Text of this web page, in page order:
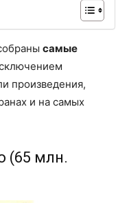
самые
произведения,
и на самых
(65 млн.